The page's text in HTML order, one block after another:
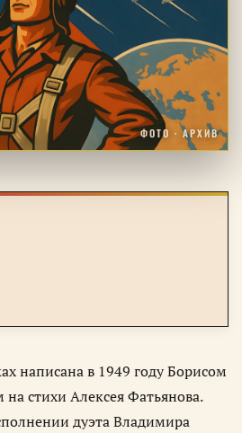
ФОТО · АРХИВ
написана в 1949 году Борисом
стихи Алексея Фатьянова.
дуэта Владимира